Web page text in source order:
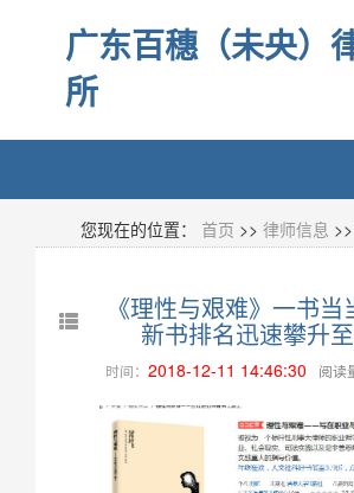
广东百穗（未央）
所
您现在的位置： 首页 >> 律师信息 >>
《理性与艰难》一书
新书排名迅速攀升
时间： 2018-12-11 14:46:30 阅读